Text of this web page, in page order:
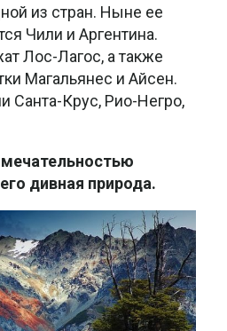
из стран. Ныне ее
Чили и Аргентина.
Лос-Лагос, а также
Магальянес и Айсен.
Санта-Крус, Рио-Негро,
дивная природа.